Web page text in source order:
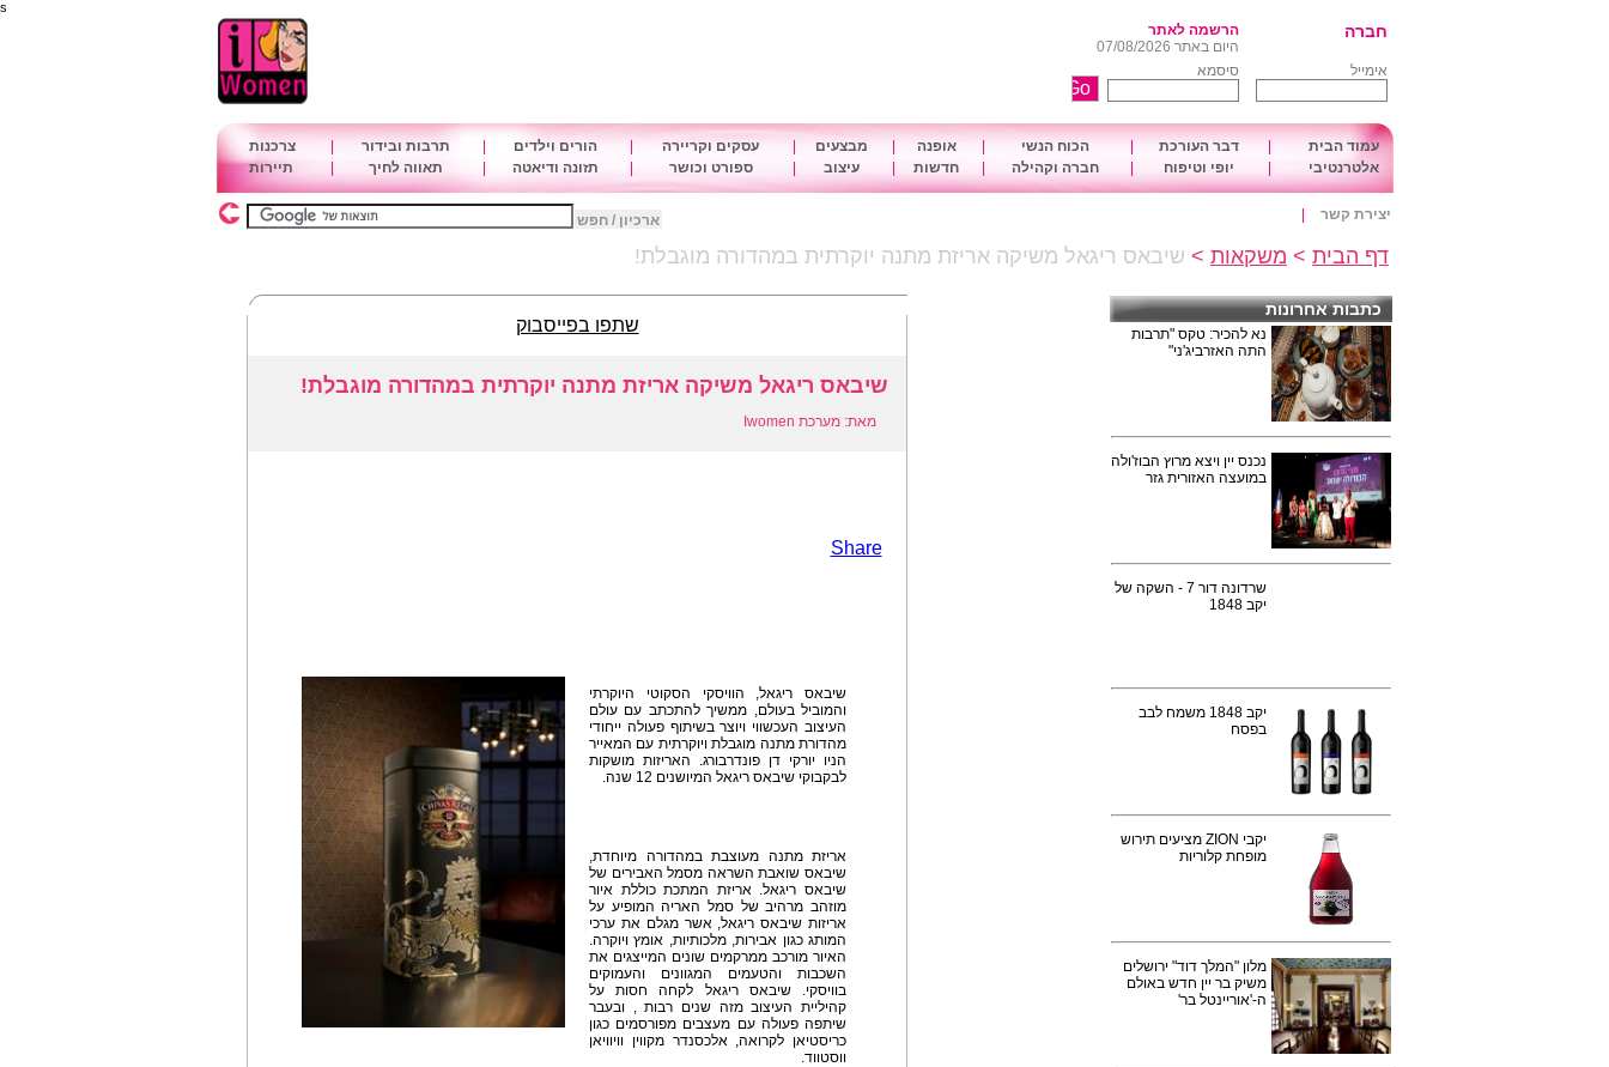
s
חברה
הרשמה לאתר
היום באתר 07/08/2026
אימייל
סיסמא
עמוד הבית דבר העורכת הכוח הנשי אופנה מבצעים עסקים וקריירה הורים וילדים תרבות ובידור
צרכנות
אלטרנטיבי
יופי וטיפוח חברה וקהילה חדשות עיצוב ספורט וכושר תזונה ודיאטה תאווה לחיך תיירות
יצירת קשר ארכיון / חפש
דף הבית > משקאות > שיבאס ריגאל משיקה אריזת מתנה יוקרתית במהדורה מוגבלת!
כתבות אחרונות
נא להכיר: טקס "תרבות
התה האזרביג'ני"
נכנס יין ויצא מרוץ הבוז'ולה
במועצה האזורית גזר
שרדונה דור 7 - השקה של
יקב 1848
יקב 1848 משמח לבב
בפסח
יקבי ZION מציעים תירוש
מופחת קלוריות
מלון "המלך דוד" ירושלים
משיק בר יין חדש באולם
ה-'אוריינטל בר'
שתפו בפייסבוק
שיבאס ריגאל משיקה אריזת מתנה יוקרתית במהדורה מוגבלת!
מאת: מערכת Iwomen
Share
שיבאס ריגאל, הוויסקי הסקוטי היוקרתי
והמוביל בעולם, ממשיך להתכתב עם עולם
העיצוב העכשווי ויוצר בשיתוף פעולה ייחודי
מהדורת מתנה מוגבלת ויוקרתית עם המאייר
הניו יורקי דן פונדרבורג. האריזות מושקות
לבקבוקי שיבאס ריגאל המיושנים 12 שנה.
אריזת מתנה מעוצבת במהדורה מיוחדת,
שיבאס שואבת השראה מסמל האבירים של
שיבאס ריגאל. אריזת המתכת כוללת איור
מוזהב מרהיב של סמל האריה המופיע על
אריזות שיבאס ריגאל, אשר מגלם את ערכי
המותג כגון אבירות, מלכותיות, אומץ ויוקרה.
האיור מורכב ממרקמים שונים המייצגים את
השכבות והטעמים המגוונים והעמוקים
בוויסקי. שיבאס ריגאל לקחה חסות על
קהיליית העיצוב מזה שנים רבות , ובעבר
שיתפה פעולה עם מעצבים מפורסמים כגון
כריסטיאן לקרואה, אלכסנדר מקווין וויוויאן
ווסטווד.